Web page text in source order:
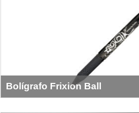
Bolígrafo Frixion Ball